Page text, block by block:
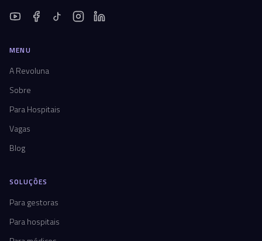
MENU
A Revoluna
Sobre
Para Hospitais
Vagas
Blog
SOLUÇÕES
Para gestoras
Para hospitais